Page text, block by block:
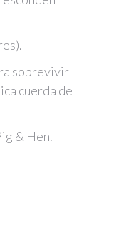
sobrevivir
cuerda de
& Hen.